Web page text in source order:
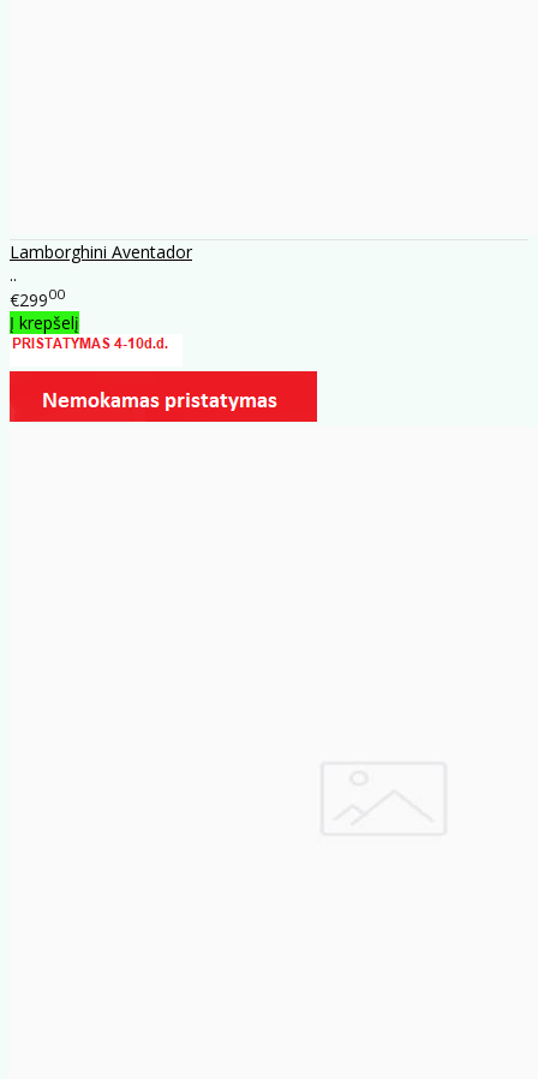
Lamborghini Aventador
..
€29900
Į krepšelį